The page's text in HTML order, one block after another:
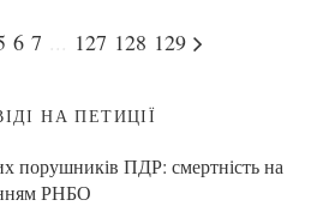
6 7 127 128 129
НА ПЕТИЦІЇ
порушників ПДР: смертність на
РНБО